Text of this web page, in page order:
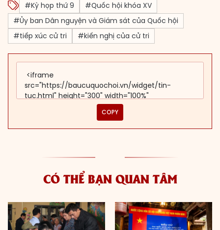
#Kỳ họp thứ 9
#Quốc hội khóa XV
#Ủy ban Dân nguyện và Giám sát của Quốc hội
#tiếp xúc cử tri
#kiến nghị của cử tri
COPY
CÓ THỂ BẠN QUAN TÂM